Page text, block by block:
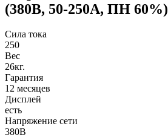
(380В, 50-250А, ПН 60%)
Сила тока
250
Вес
26кг.
Гарантия
12 месяцев
Дисплей
есть
Напряжение сети
380В